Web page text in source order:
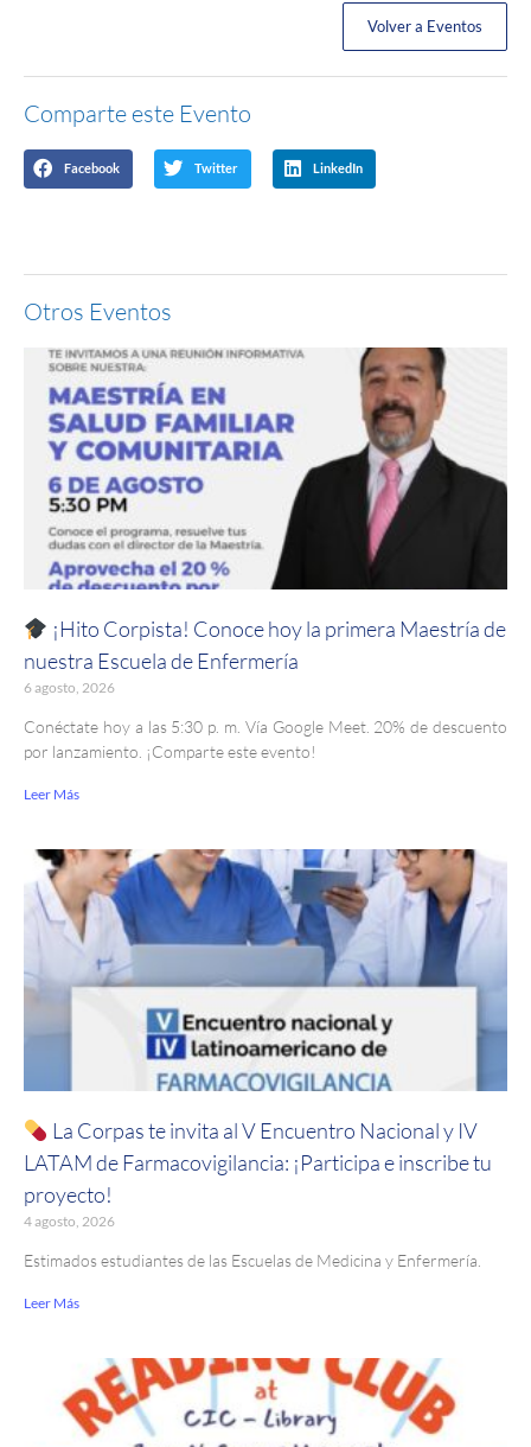
Volver a Eventos
Comparte este Evento
Facebook Twitter LinkedIn
Otros Eventos
¡Hito Corpista! Conoce hoy la primera Maestría de
nuestra Escuela de Enfermería
6 agosto, 2026
Conéctate hoy a las 5:30 p. m. Vía Google Meet. 20% de descuento
por lanzamiento. ¡Comparte este evento!
Leer Más
La Corpas te invita al V Encuentro Nacional y IV
LATAM de Farmacovigilancia: ¡Participa e inscribe tu
proyecto!
4 agosto, 2026
Estimados estudiantes de las Escuelas de Medicina y Enfermería.
Leer Más